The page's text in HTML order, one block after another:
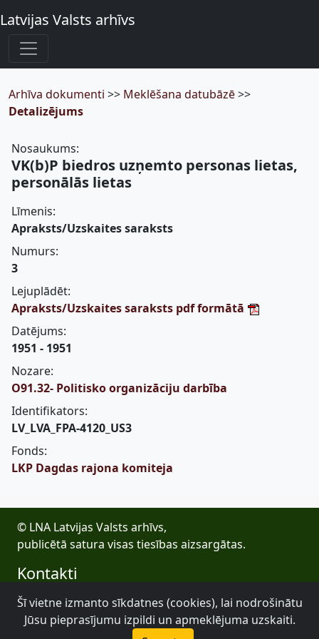
Latvijas Valsts arhīvs
Arhīva dokumenti >> Meklēšana datubāzē>>
Detalizējums
Nosaukums:
VK(b)P biedros uzņemto personas lietas,
personālās lietas
Līmenis:
Apraksts/Uzskaites saraksts
Numurs:
3
Lejuplādēt:
Apraksts/Uzskaites saraksts pdf formātā
Datējums:
1951 - 1951
Nozare:
O91.32- Politisko organizāciju darbība
Identifikators:
LV_LVA_FPA-4120_US3
Fonds:
LKP Dagdas rajona komiteja
© LNA Latvijas Valsts arhīvs,
publicētā satura visas tiesības aizsargātas.
Kontakti
E-pasts: lva@arhivi.gov.lv
Tālrunis: +371 20027447
Bezdelīgu 1A, Rīga
Šī vietne izmanto sīkdatnes (cookies), lai nodrošinātu
Jūsu pieprasījumu izpildi un apmeklējuma uzskaiti.